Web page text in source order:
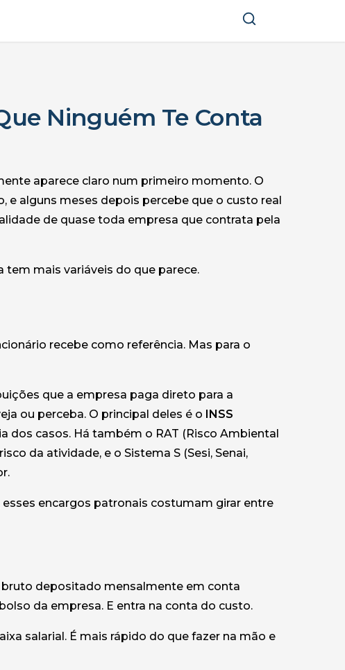
Ninguém Te Conta
aparece claro num primeiro momento. O
e alguns meses depois percebe que o custo real
de quase toda empresa que contrata pela
tem mais variáveis do que parece.
recebe como referência. Mas para o
que a empresa paga direto para a
ou perceba. O principal deles é o INSS
dos casos. Há também o RAT (Risco Ambiental
da atividade, e o Sistema S (Sesi, Senai,
encargos patronais costumam girar entre
bruto depositado mensalmente em conta
da empresa. E entra na conta do custo.
salarial. É mais rápido do que fazer na mão e